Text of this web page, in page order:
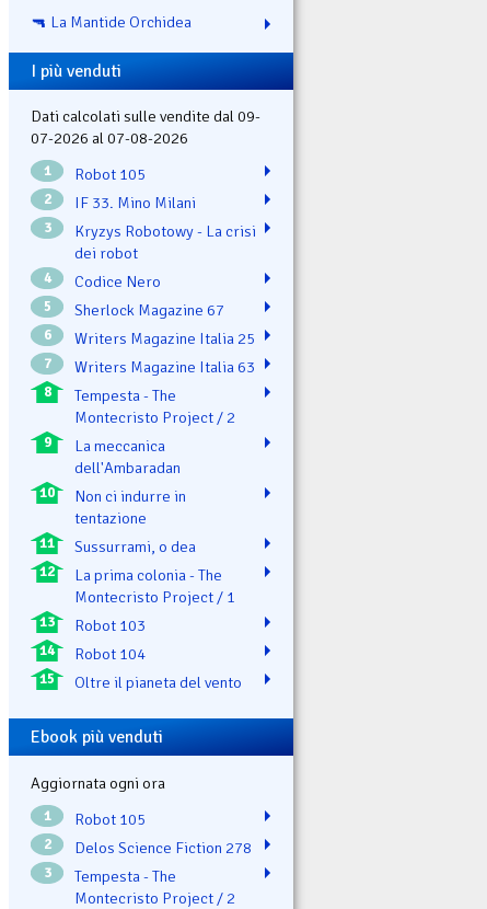
🔫 La Mantide Orchidea
I più venduti
Dati calcolati sulle vendite dal 09-
07-2026 al 07-08-2026
1 Robot 105
2 IF 33. Mino Milani
3
Kryzys Robotowy - La crisi
dei robot
4 Codice Nero
5 Sherlock Magazine 67
6 Writers Magazine Italia 25
7 Writers Magazine Italia 63
8
Tempesta - The
Montecristo Project / 2
9
La meccanica
dell'Ambaradan
10
Non ci indurre in
tentazione
11 Sussurrami, o dea
12
La prima colonia - The
Montecristo Project / 1
13 Robot 103
14 Robot 104
15 Oltre il pianeta del vento
Ebook più venduti
Aggiornata ogni ora
1 Robot 105
2 Delos Science Fiction 278
3
Tempesta - The
Montecristo Project / 2